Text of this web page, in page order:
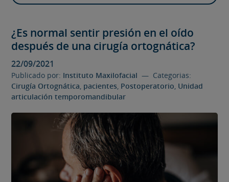
¿Es normal sentir presión en el oído
después de una cirugía ortognática?
22/09/2021
Publicado por: Instituto Maxilofacial — Categorias:
Cirugía Ortognática, pacientes, Postoperatorio, Unidad
articulación temporomandibular